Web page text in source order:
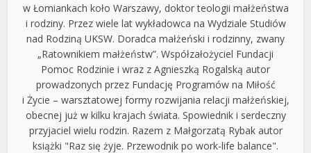
w Łomiankach koło Warszawy, doktor teologii małżeństwa
i rodziny. Przez wiele lat wykładowca na Wydziale Studiów
nad Rodziną UKSW. Doradca małżeński i rodzinny, zwany
„Ratownikiem małżeństw”. Współzałożyciel Fundacji
Pomoc Rodzinie i wraz z Agnieszką Rogalską autor
prowadzonych przez Fundację Programów na Miłość
i Życie – warsztatowej formy rozwijania relacji małżeńskiej,
obecnej już w kilku krajach świata. Spowiednik i serdeczny
przyjaciel wielu rodzin. Razem z Małgorzatą Rybak autor
książki "Raz się żyje. Przewodnik po work-life balance".